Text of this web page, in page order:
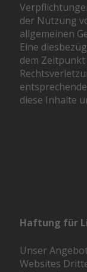
der Nutzung
allgemeinen
Eine
dem
diese Inhalte
Haftung für
Unser
Websites